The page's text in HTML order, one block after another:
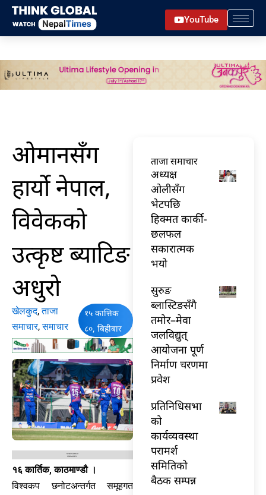
Skip
content
YouTube
ओमानसँग
हार्याे नेपाल,
विवेकको
उत्कृष्ट ब्याटिङ
अधुरो
खेलकुद,ताजा
समाचार,समाचार
१५ कात्तिक
८०, बिहीबार
१६ कार्तिक, काठमाण्डौ ।
विश्वकप छनोटअन्तर्गत समूहगत
ताजा समाचार
अध्यक्ष
ओलीसँग
भेटपछि
हिक्मत कार्की-
छलफल
सकारात्मक
भयो
सुरुङ
ब्लास्टिङसँगै
तमोर–मेवा
जलविद्युत्
आयोजना पूर्ण
निर्माण चरणमा
प्रवेश
प्रतिनिधिसभा
को
कार्यव्यवस्था
परामर्श
समितिको
बैठक सम्पन्न